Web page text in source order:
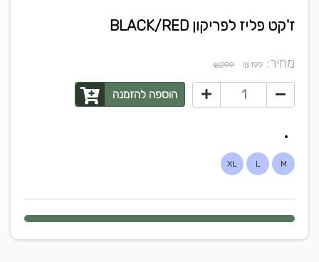
ז'קט פליז לפריקון BLACK/RED
מחיר: ₪199
₪299
הוספה להזמנה
M
L
XL